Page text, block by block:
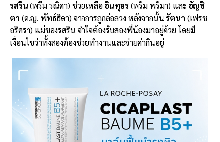
รสริน (พรีม รณิดา) ช่วยเหลือ อินทุอร(พริม พริมา) และ อัญชิ
ตา (ด.ญ. พัทธ์ธิดา) จากการถูกล่อลวง หลังจากนั้น รัตนา (เฟรช
อริศรา) แม่ของรสริน จำใจต้องรับสองพี่น้องมาอยู่ด้วย โดยมี
เงื่อนไขว่าทั้งสองต้องช่วยทำงานและจ่ายค่ากินอยู่